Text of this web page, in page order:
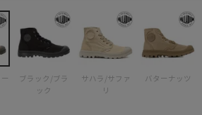
ブラック/ブラ
ック
サハラ/サファ
リ
バターナッツ